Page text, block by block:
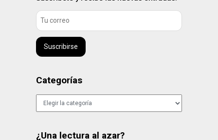
Suscribirse
Categorías
Categorías
¿Una lectura al azar?